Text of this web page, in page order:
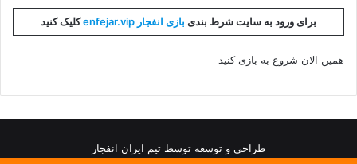
برای ورود به سایت شرط بندی بازی انفجار enfejar.vip کلیک کنید
همین الان شروع به بازی کنید
طراحی و توسعه توسط تیم ایران انفجار